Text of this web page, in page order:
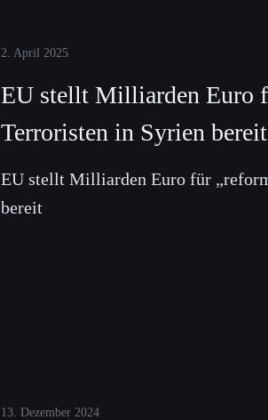
2. April 2025
EU stellt Milliarden Euro
Terroristen in Syrien bereit
EU stellt Milliarden Euro für
bereit
13. Dezember 2024